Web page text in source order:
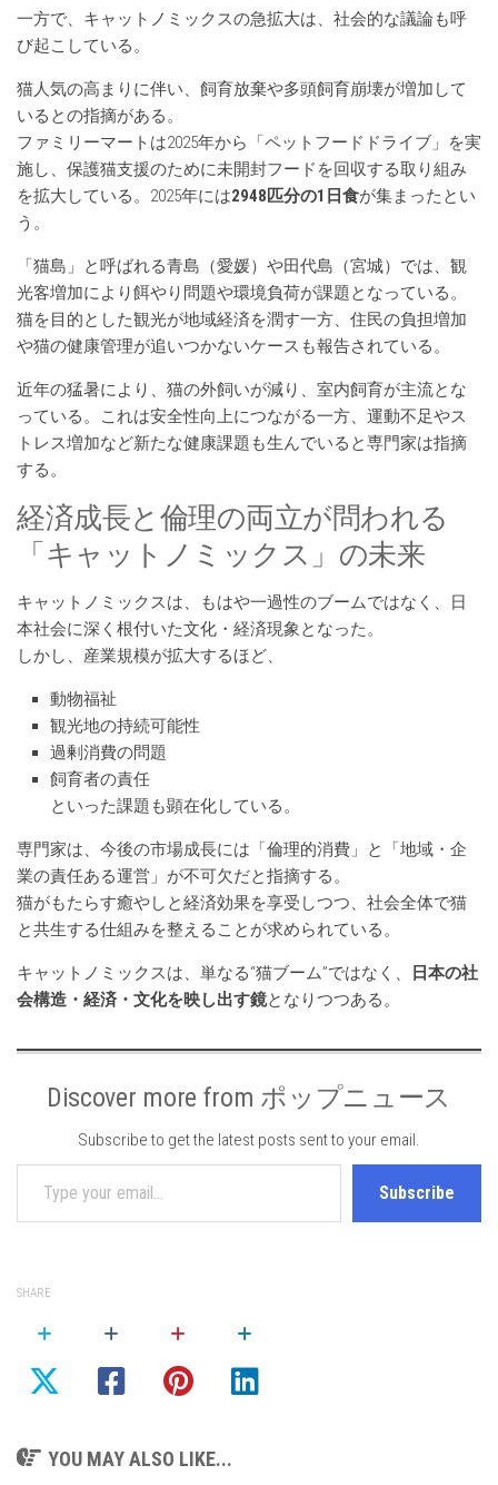
一方で、キャットノミックスの急拡大は、社会的な議論も呼
び起こしている。
猫人気の高まりに伴い、飼育放棄や多頭飼育崩壊が増加して
いるとの指摘がある。
ファミリーマートは2025年から「ペットフードドライブ」を実
施し、保護猫支援のために未開封フードを回収する取り組み
を拡大している。2025年には2948匹分の1日食が集まったとい
う。
「猫島」と呼ばれる青島（愛媛）や田代島（宮城）では、観
光客増加により餌やり問題や環境負荷が課題となっている。
猫を目的とした観光が地域経済を潤す一方、住民の負担増加
や猫の健康管理が追いつかないケースも報告されている。
近年の猛暑により、猫の外飼いが減り、室内飼育が主流とな
っている。これは安全性向上につながる一方、運動不足やス
トレス増加など新たな健康課題も生んでいると専門家は指摘
する。
経済成長と倫理の両立が問われる
「キャットノミックス」の未来
キャットノミックスは、もはや一過性のブームではなく、日
本社会に深く根付いた文化・経済現象となった。
しかし、産業規模が拡大するほど、
動物福祉
観光地の持続可能性
過剰消費の問題
飼育者の責任
といった課題も顕在化している。
専門家は、今後の市場成長には「倫理的消費」と「地域・企
業の責任ある運営」が不可欠だと指摘する。
猫がもたらす癒やしと経済効果を享受しつつ、社会全体で猫
と共生する仕組みを整えることが求められている。
キャットノミックスは、単なる“猫ブーム”ではなく、
日本の社
会構造・経済・文化を映し出す鏡となりつつある。
Discover more from ポップニュース
Subscribe to get the latest posts sent to your email.
Type your email…
Subscribe
SHARE
YOU MAY ALSO LIKE...